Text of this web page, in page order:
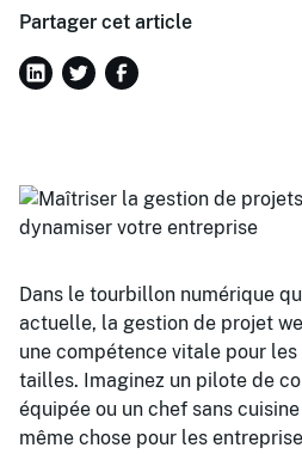
Partager cet article
Dans le tourbillon numérique
actuelle, la gestion de projet
une compétence vitale pour
tailles. Imaginez un pilote de
équipée ou un chef sans
même chose pour les